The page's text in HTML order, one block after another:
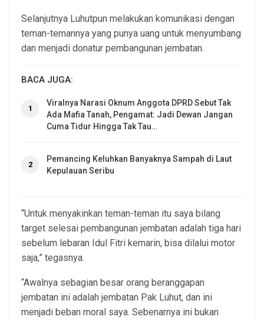
Selanjutnya Luhutpun melakukan komunikasi dengan
teman-temannya yang punya uang untuk menyumbang
dan menjadi donatur pembangunan jembatan.
BACA JUGA:
1
Viralnya Narasi Oknum Anggota DPRD Sebut Tak
Ada Mafia Tanah, Pengamat: Jadi Dewan Jangan
Cuma Tidur Hingga Tak Tau…
2
Pemancing Keluhkan Banyaknya Sampah di Laut
Kepulauan Seribu
“Untuk menyakinkan teman-teman itu saya bilang
target selesai pembangunan jembatan adalah tiga hari
sebelum lebaran Idul Fitri kemarin, bisa dilalui motor
saja,” tegasnya.
“Awalnya sebagian besar orang beranggapan
jembatan ini adalah jembatan Pak Luhut, dan ini
menjadi beban moral saya. Sebenarnya ini bukan